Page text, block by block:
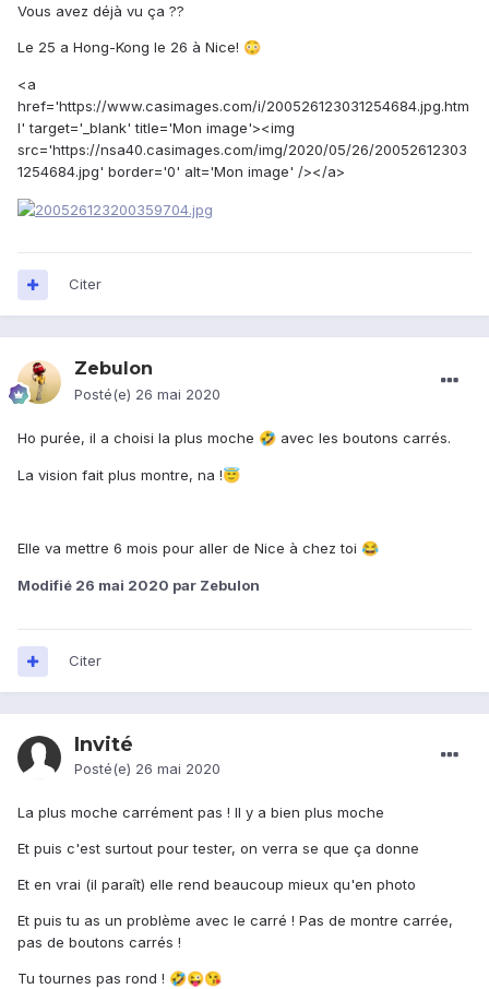
Vous avez déjà vu ça ??
Le 25 a Hong-Kong le 26 à Nice! 😳
<a
href='https://www.casimages.com/i/200526123031254684.jpg.htm
l' target='_blank' title='Mon image'><img
src='https://nsa40.casimages.com/img/2020/05/26/20052612303
1254684.jpg' border='0' alt='Mon image' /></a>
Citer
Zebulon
Posté(e) 26 mai 2020
Ho purée, il a choisi la plus moche 🤣 avec les boutons carrés.
La vision fait plus montre, na !😇
Elle va mettre 6 mois pour aller de Nice à chez toi 😂
Modifié 26 mai 2020 par Zebulon
Citer
Invité
Posté(e) 26 mai 2020
La plus moche carrément pas ! Il y a bien plus moche
Et puis c'est surtout pour tester, on verra se que ça donne
Et en vrai (il paraît) elle rend beaucoup mieux qu'en photo
Et puis tu as un problème avec le carré ! Pas de montre carrée,
pas de boutons carrés !
Tu tournes pas rond ! 🤣😜😘